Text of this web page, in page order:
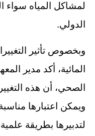
لمشاكل المياه سواء
الدولي.
وبخصوص تأثير
المائية، أكد مدير
الصحي، أن هذه
ويمكن اعتبارها
لتدبيرها بطريقة علمية